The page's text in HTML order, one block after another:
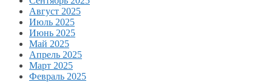
Август 2025
Июль 2025
Июнь 2025
Май 2025
Апрель 2025
Март 2025
Февраль 2025